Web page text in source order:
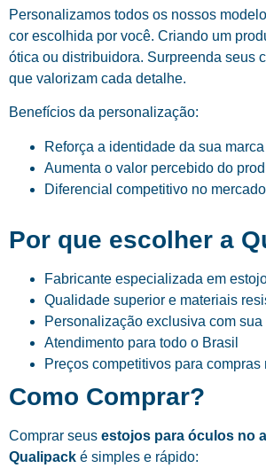
Personalizamos todos os nossos
cor escolhida por você. Criando um
ótica ou distribuidora. Surpreenda seus
que valorizam cada detalhe.
Benefícios da personalização:
Reforça a identidade da sua marca
Aumenta o valor percebido do
Diferencial competitivo no mercado
Por que escolher a
Fabricante especializada em
Qualidade superior e materiais
Personalização exclusiva com sua
Atendimento para todo o Brasil
Preços competitivos para compras
Como Comprar?
Comprar seus estojos para óculos no
Qualipack é simples e rápido: